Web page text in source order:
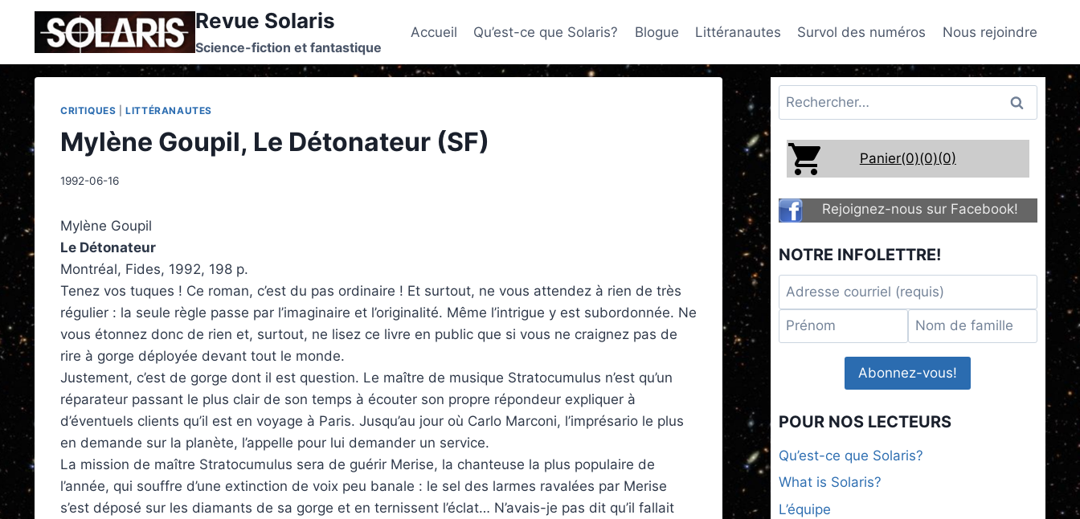
content
Revue Solaris
Science-fiction et fantastique
Accueil Qu’est-ce que Solaris? Blogue Littéranautes Survol des numéros Nous rejoindre
CRITIQUES |LITTÉRANAUTES
Mylène Goupil, Le Détonateur (SF)
1992-06-16
Mylène Goupil
Le Détonateur
Montréal, Fides, 1992, 198 p.
Tenez vos tuques ! Ce roman, c’est du pas ordinaire ! Et surtout, ne vous attendez à rien de très
régulier : la seule règle passe par l’imaginaire et l’originalité. Même l’intrigue y est subordonnée. Ne
vous étonnez donc de rien et, surtout, ne lisez ce livre en public que si vous ne craignez pas de
rire à gorge déployée devant tout le monde.
Justement, c’est de gorge dont il est question. Le maître de musique Stratocumulus n’est qu’un
réparateur passant le plus clair de son temps à écouter son propre répondeur expliquer à
d’éventuels clients qu’il est en voyage à Paris. Jusqu’au jour où Carlo Marconi, l’imprésario le plus
en demande sur la planète, l’appelle pour lui demander un service.
La mission de maître Stratocumulus sera de guérir Merise, la chanteuse la plus populaire de
l’année, qui souffre d’une extinction de voix peu banale : le sel des larmes ravalées par Merise
s’est déposé sur les diamants de sa gorge et en ternissent l’éclat… N’avais-je pas dit qu’il fallait
Rechercher :
Panier(0)(0)(0)
Rejoignez-nous sur Facebook!
NOTRE INFOLETTRE!
POUR NOS LECTEURS
Qu’est-ce que Solaris?
What is Solaris?
L’équipe